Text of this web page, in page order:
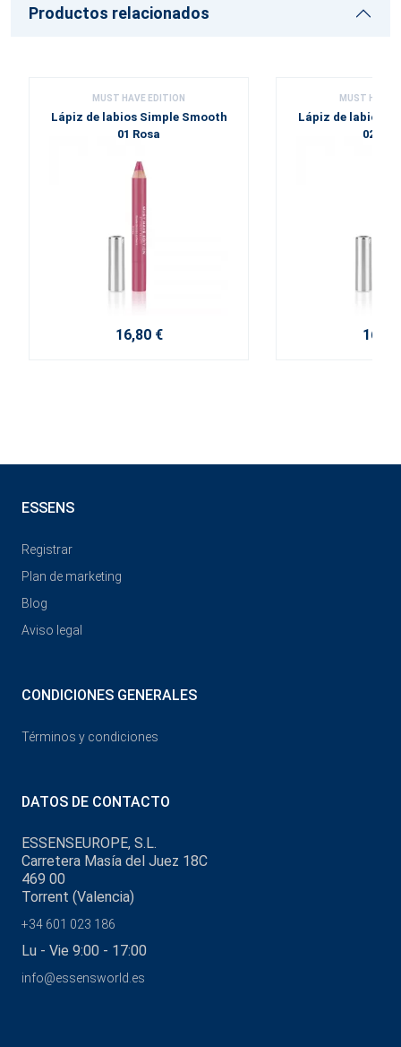
Productos relacionados
MUST HAVE EDITION
Lápiz de labios Simple Smooth
01 Rosa
16,80 €
MUST HAVE
Lápiz de labios
02
16,80
ESSENS
Registrar
Plan de marketing
Blog
Aviso legal
CONDICIONES GENERALES
Términos y condiciones
DATOS DE CONTACTO
ESSENSEUROPE, S.L.
Carretera Masía del Juez 18C
469 00
Torrent (Valencia)
+34 601 023 186
Lu - Vie 9:00 - 17:00
info@essensworld.es